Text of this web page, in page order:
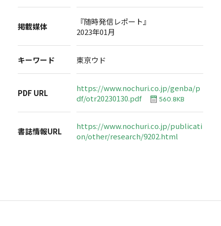
掲載媒体
『随時発信レポート』
2023年01月
キーワード 東京ウド
PDF URL
https://www.nochuri.co.jp/genba/p
df/otr20230130.pdf
560.8KB
書誌情報URL
https://www.nochuri.co.jp/publicati
on/other/research/9202.html